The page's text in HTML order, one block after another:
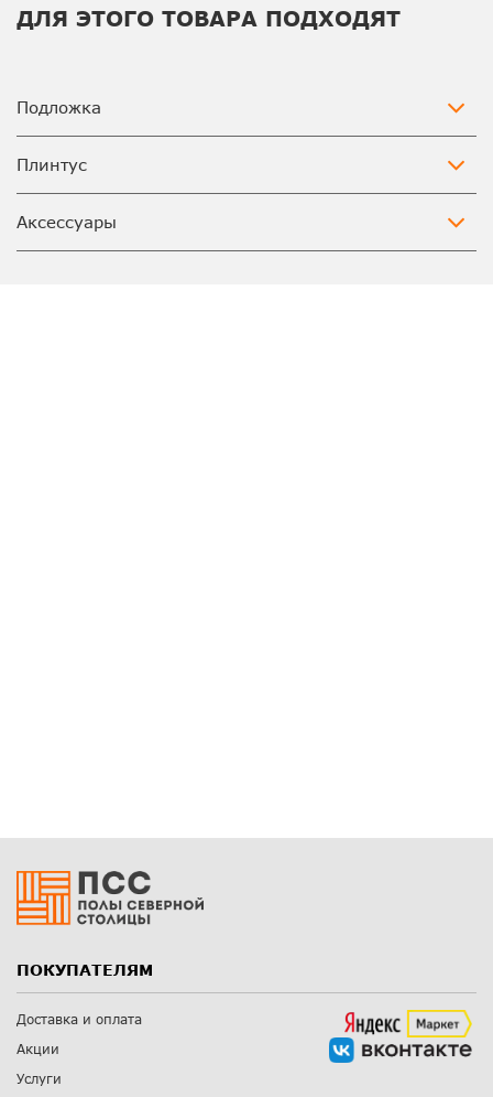
ДЛЯ ЭТОГО ТОВАРА ПОДХОДЯТ
Подложка
Плинтус
Аксессуары
ПОКУПАТЕЛЯМ
Доставка и оплата
Акции
Услуги